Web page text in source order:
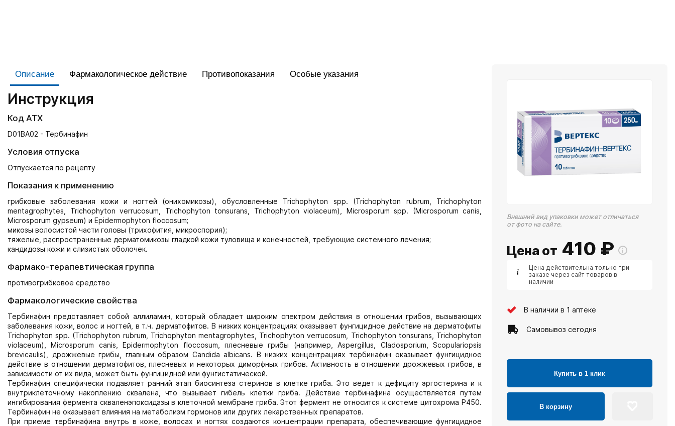
Описание Фармакологическое действие Противопоказания Особые указания
Инструкция
Код АТХ
D01BA02 - Тербинафин
Условия отпуска
Отпускается по рецепту
Показания к применению
грибковые заболевания кожи и ногтей (онихомикозы), обусловленные Trichophyton spp. (Trichophyton rubrum, Trichophyton
mentagrophytes, Trichophyton verrucosum, Trichophyton tonsurans, Trichophyton violaceum), Microsporum spp. (Microsporum canis,
Microsporum gypseum) и Epidermophyton floccosum;
микозы волосистой части головы (трихофития, микроспория);
тяжелые, распространенные дерматомикозы гладкой кожи туловища и конечностей, требующие системного лечения;
кандидозы кожи и слизистых оболочек.
Фармако-терапевтическая группа
противогрибковое средство
Фармакологические свойства
Тербинафин представляет собой аллиламин, который обладает широким спектром действия в отношении грибов, вызывающих
заболевания кожи, волос и ногтей, в т.ч. дерматофитов. В низких концентрациях оказывает фунгицидное действие на дерматофиты
Trichophyton spp. (Trichophyton rubrum, Trichophyton mentagrophytes, Trichophyton verrucosum, Trichophyton tonsurans, Trichophyton
violaceum), Microsporum canis, Epidermophyton floccosum, плесневые грибы (например, Aspergillus, Cladosporium, Scopulariopsis
brevicaulis), дрожжевые грибы, главным образом Candida albicans. В низких концентрациях тербинафин оказывает фунгицидное
действие в отношении дерматофитов, плесневых и некоторых диморфных грибов. Активность в отношении дрожжевых грибов, в
зависимости от их вида, может быть фунгицидной или фунгистатической.
Тербинафин специфически подавляет ранний этап биосинтеза стеринов в клетке гриба. Это ведет к дефициту эргостерина и к
внутриклеточному накоплению сквалена, что вызывает гибель клетки гриба. Действие тербинафина осуществляется путем
ингибирования фермента скваленэпоксидазы в клеточной мембране гриба. Этот фермент не относится к системе цитохрома Р450.
Тербинафин не оказывает влияния на метаболизм гормонов или других лекарственных препаратов.
При приеме тербинафина внутрь в коже, волосах и ногтях создаются концентрации препарата, обеспечивающие фунгицидное
Внешний вид упаковки может отличаться
от фото на сайте.
Цена от 410 ₽
Цена действительна только при
заказе через сайт товаров в
наличии
В наличии в 1 аптеке
Самовывоз сегодня
Купить в 1 клик
В корзину